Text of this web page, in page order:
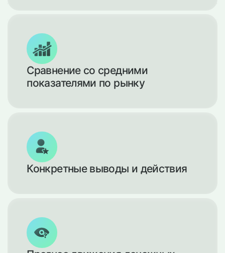
Сравнение со средними
показателями по рынку
Конкретные выводы и действия